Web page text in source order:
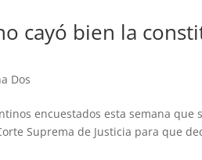
cayó bien la
Dos
encuestados esta semana que
Suprema de Justicia para que